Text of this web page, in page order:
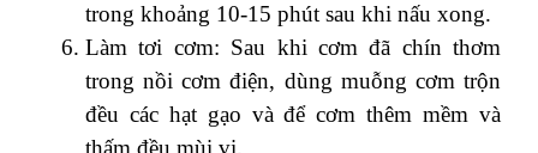
trong khoảng 10-15 phút sau khi nấu xong.
Làm tơi cơm: Sau khi cơm đã chín thơm
trong nồi cơm điện, dùng muỗng cơm trộn
đều các hạt gạo và để cơm thêm mềm và
thấm đều mùi vị.